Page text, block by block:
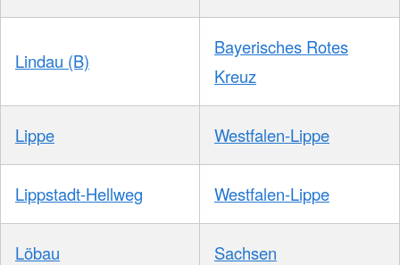
Lindau (B)
Bayerisches Rotes
Kreuz
Lippe Westfalen-Lippe
Lippstadt-Hellweg Westfalen-Lippe
Löbau Sachsen